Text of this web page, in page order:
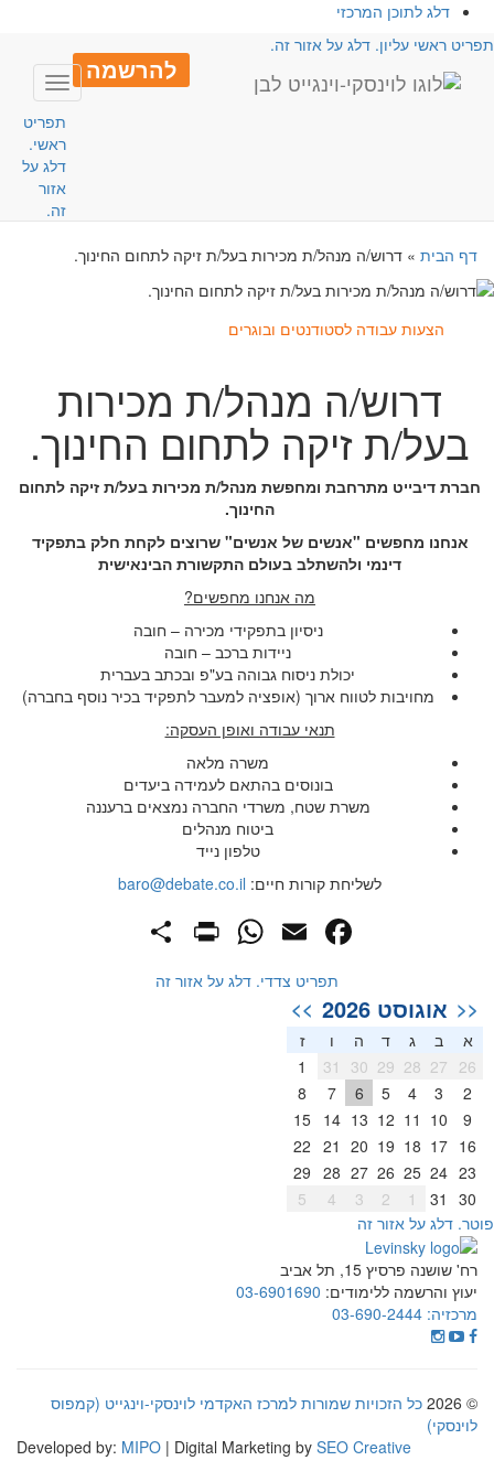
דלג לתוכן המרכזי
ראשי עליון. דלג על אזור זה.
להרשמה
Toggle
תפריט
ראשי.
דלג על
אזור
זה.
דף הבית» דרוש/ה מנהל/ת מכירות בעל/ת זיקה לתחום החינוך.
הצעות עבודה לסטודנטים ובוגרים
דרוש/ה מנהל/ת מכירות
בעל/ת זיקה לתחום החינוך.
חברת דיבייט מתרחבת ומחפשת מנהל/ת מכירות בעל/ת זיקה לתחום
החינוך.
אנחנו מחפשים "אנשים של אנשים" שרוצים לקחת חלק בתפקיד
דינמי ולהשתלב בעולם התקשורת הבינאישית
מה אנחנו מחפשים?
ניסיון בתפקידי מכירה – חובה
ניידות ברכב – חובה
יכולת ניסוח גבוהה בע"פ ובכתב בעברית
מחויבות לטווח ארוך (אופציה למעבר לתפקיד בכיר נוסף בחברה)
תנאי עבודה ואופן העסקה:
משרה מלאה
בונוסים בהתאם לעמידה ביעדים
משרת שטח, משרדי החברה נמצאים ברעננה
ביטוח מנהלים
טלפון נייד
לשליחת קורות חיים: baro@debate.co.il
Facebook
Email
WhatsApp
תפריט צדדי. דלג על אזור זה
<< אוגוסט 2026 >>
א ב ג ד ה
ז
26
27
28
29
30
31
2
3
4
5
6
7
8
9
10
11
12
13
14
15
16
17
18
19
20
21
22
23
24
25
26
27
28
29
30
31
2
3
4
5
דלג על אזור זה
רח' שושנה פרסיץ 15, תל אביב
יעוץ והרשמה ללימודים: 03-6901690
מרכזיה: 03-690-2444
© 2026
כל הזכויות שמורות למרכז האקדמי לוינסקי-וינגייט (קמפוס
לוינסקי)
Developed by:MIPO | Digital Marketing bySEO Creative